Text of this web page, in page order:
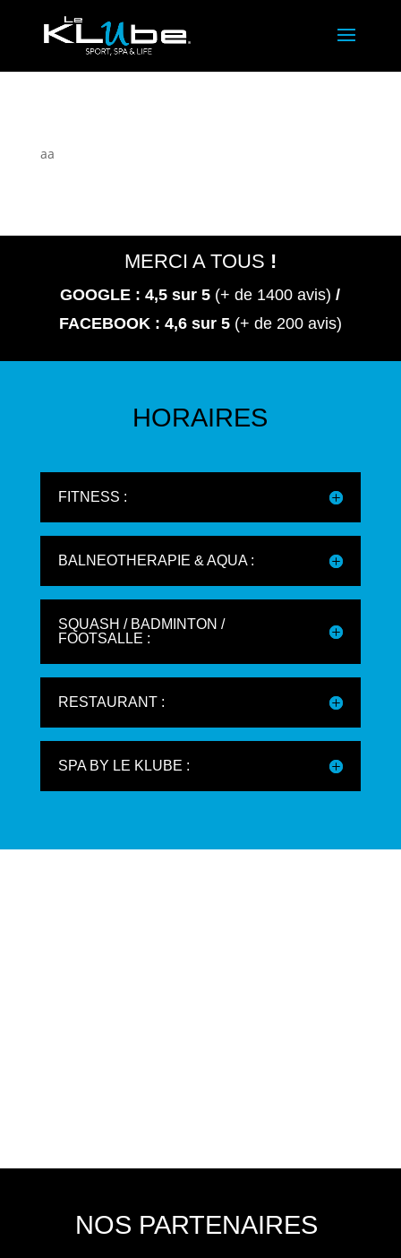
aa
MERCI A TOUS !
GOOGLE : 4,5sur 5 (+ de 1400 avis) /
FACEBOOK : 4,6 sur 5 (+ de 200 avis)
HORAIRES
FITNESS :
BALNEOTHERAPIE & AQUA :
SQUASH / BADMINTON /
FOOTSALLE :
RESTAURANT :
SPA BY LE KLUBE :
NOS PARTENAIRES